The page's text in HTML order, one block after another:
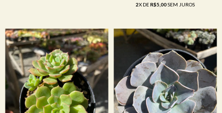
2X DER$5,00SEM JUROS